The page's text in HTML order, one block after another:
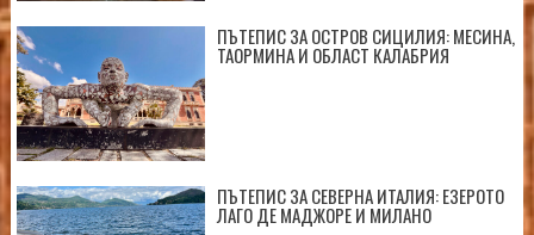
ПЪТЕПИС ЗА ОСТРОВ СИЦИЛИЯ: МЕСИНА,
ТАОРМИНА И ОБЛАСТ КАЛАБРИЯ
ПЪТЕПИС ЗА СЕВЕРНА ИТАЛИЯ: ЕЗЕРОТО
ЛАГО ДЕ МАДЖОРЕ И МИЛАНО